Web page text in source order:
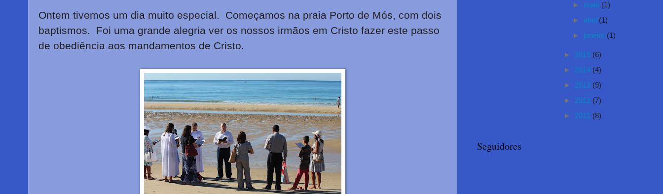
Ontem tivemos um dia muito especial. Começamos na praia Porto de Mós, com dois
baptismos. Foi uma grande alegria ver os nossos irmãos em Cristo fazer este passo
de obediência aos mandamentos de Cristo.
► maio (1)
► abril (1)
► janeiro (1)
► 2015 (6)
► 2014 (4)
► 2013 (9)
► 2012 (7)
► 2011 (8)
Seguidores